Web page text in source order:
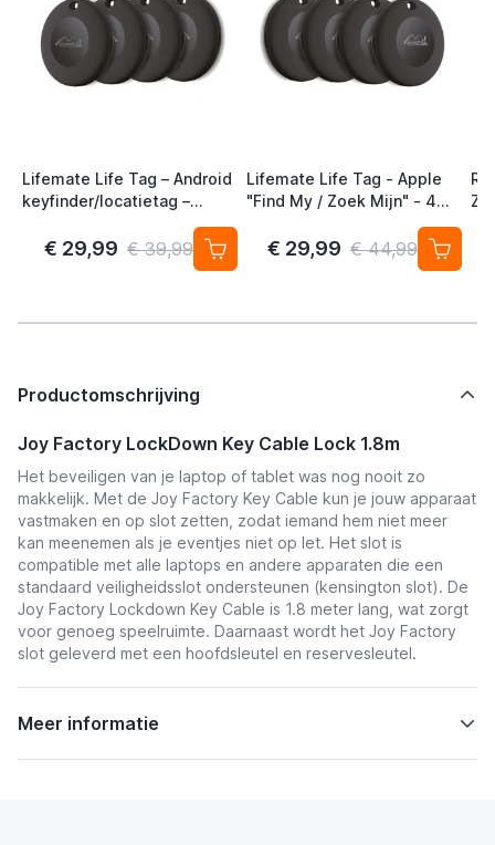
Lifemate Life Tag – Android
keyfinder/locatietag –
Android/Google Find My
Device – 4-pack
€ 29,99 € 39,99
Lifemate Life Tag - Apple
"Find My / Zoek Mijn" - 4
Pack - AirTag Alternatief
€ 29,99 € 44,99
Productomschrijving
Joy Factory LockDown Key Cable Lock 1.8m
Het beveiligen van je laptop of tablet was nog nooit zo
makkelijk. Met de Joy Factory Key Cable kun je jouw apparaat
vastmaken en op slot zetten, zodat iemand hem niet meer
kan meenemen als je eventjes niet op let. Het slot is
compatible met alle laptops en andere apparaten die een
standaard veiligheidsslot ondersteunen (kensington slot). De
Joy Factory Lockdown Key Cable is 1.8 meter lang, wat zorgt
voor genoeg speelruimte. Daarnaast wordt het Joy Factory
slot geleverd met een hoofdsleutel en reservesleutel.
Meer informatie